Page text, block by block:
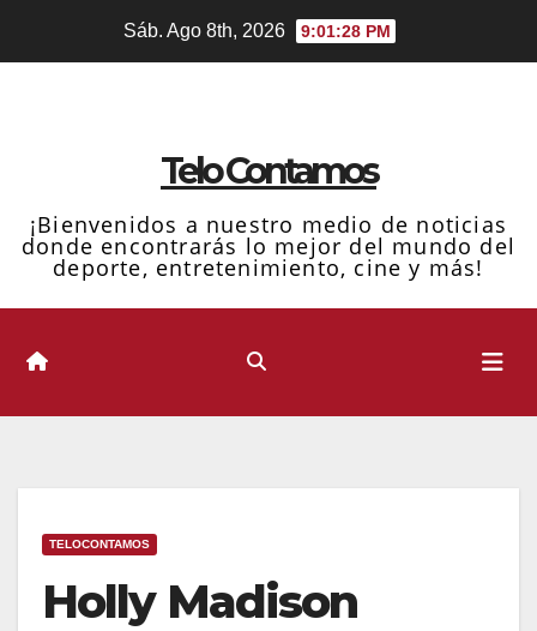
Sáb. Ago 8th, 2026 9:01:29 PM
Telo Contamos
¡Bienvenidos a nuestro medio de noticias
donde encontrarás lo mejor del mundo del
deporte, entretenimiento, cine y más!
TELOCONTAMOS
Holly Madison